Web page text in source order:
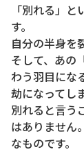
「別れる」
す。
自分の半身を
そして、あの
わう羽目にな
劫になってし
別れると言う
はありません
なものです。